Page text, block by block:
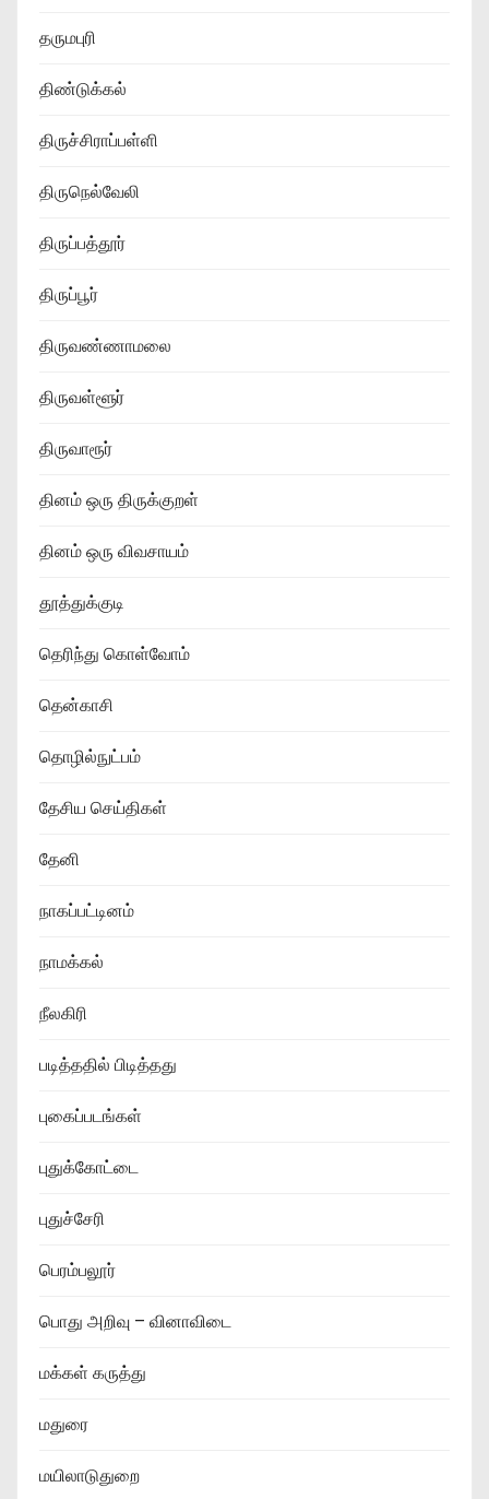
தருமபுரி
திண்டுக்கல்
திருச்சிராப்பள்ளி
திருநெல்வேலி
திருப்பத்தூர்
திருப்பூர்
திருவண்ணாமலை
திருவள்ளூர்
திருவாரூர்
தினம் ஒரு திருக்குறள்
தினம் ஒரு விவசாயம்
தூத்துக்குடி
தெரிந்து கொள்வோம்
தென்காசி
தொழில்நுட்பம்
தேசிய செய்திகள்
தேனி
நாகப்பட்டினம்
நாமக்கல்
நீலகிரி
படித்ததில் பிடித்தது
புகைப்படங்கள்
புதுக்கோட்டை
புதுச்சேரி
பெரம்பலூர்
பொது அறிவு – வினாவிடை
மக்கள் கருத்து
மதுரை
மயிலாடுதுறை